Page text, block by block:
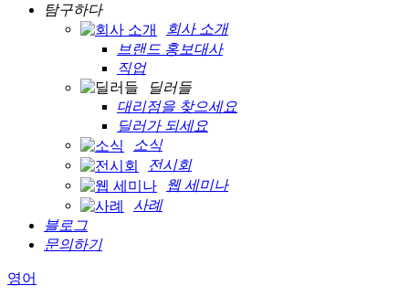
탐구하다
회사 소개
브랜드 홍보대사
직업
딜러들
대리점을 찾으세요
딜러가 되세요
소식
전시회
웹 세미나
사례
블로그
문의하기
영어